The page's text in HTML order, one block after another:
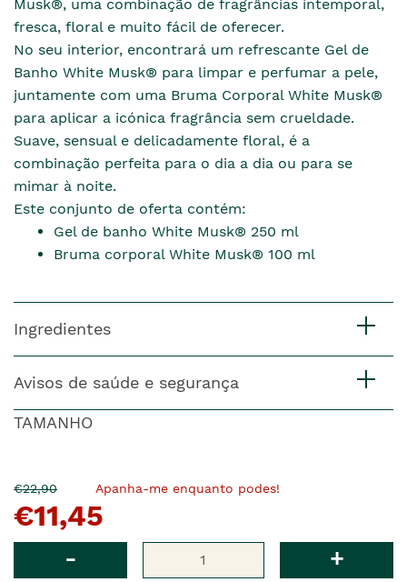
Musk®, uma combinação de fragrâncias intemporal,
fresca, floral e muito fácil de oferecer.
No seu interior, encontrará um refrescante Gel de
Banho White Musk® para limpar e perfumar a pele,
juntamente com uma Bruma Corporal White Musk®
para aplicar a icónica fragrância sem crueldade.
Suave, sensual e delicadamente floral, é a
combinação perfeita para o dia a dia ou para se
mimar à noite.
Este conjunto de oferta contém:
Gel de banho White Musk® 250 ml
Bruma corporal White Musk® 100 ml
Ingredientes
Avisos de saúde e segurança
TAMANHO
O
pre�o
anterior
€22,90Agora
�
€11,45
Apanha-me enquanto podes!
- +